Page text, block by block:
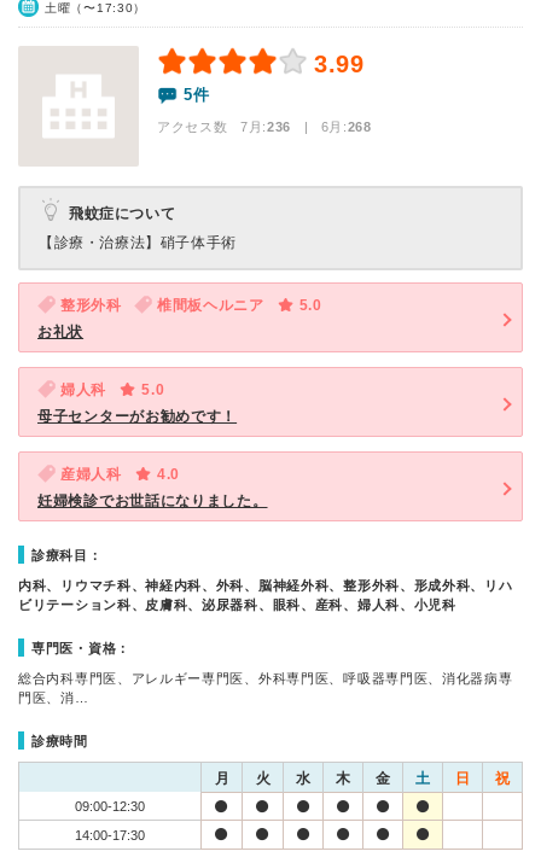
土曜（〜17:30）
3.99
5件
アクセス数 7月:236 | 6月:268
飛蚊症について
【診療・治療法】 硝子体手術
整形外科 椎間板ヘルニア
5.0
お礼状
婦人科
5.0
母子センターがお勧めです！
産婦人科
4.0
妊婦検診でお世話になりました。
診療科目：
内科、リウマチ科、神経内科、外科、脳神経外科、整形外科、形成外科、リハ
ビリテーション科、皮膚科、泌尿器科、眼科、産科、婦人科、小児科
専門医・資格：
総合内科専門医、アレルギー専門医、外科専門医、呼吸器専門医、消化器病専
門医、消…
診療時間
月 火 水 木 金 土 日 祝
09:00-12:30
14:00-17:30